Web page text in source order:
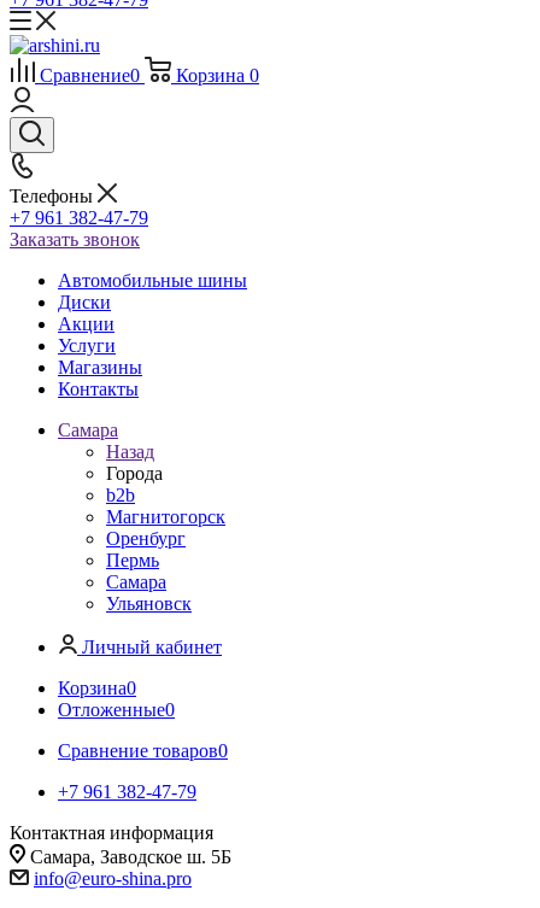
Сравнение0 Корзина 0
Телефоны
+7 961 382-47-79
Заказать звонок
Автомобильные шины
Диски
Акции
Услуги
Магазины
Контакты
Самара
Назад
Города
b2b
Магнитогорск
Оренбург
Пермь
Самара
Ульяновск
Личный кабинет
Корзина0
Отложенные0
Сравнение товаров0
+7 961 382-47-79
Контактная информация
Самара, Заводское ш. 5Б
info@euro-shina.pro